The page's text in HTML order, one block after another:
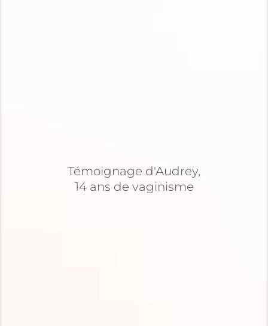
Témoignage d'Audrey,
14 ans de vaginisme